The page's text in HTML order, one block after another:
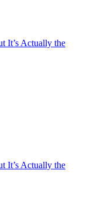
It’s Actually the
It’s Actually the